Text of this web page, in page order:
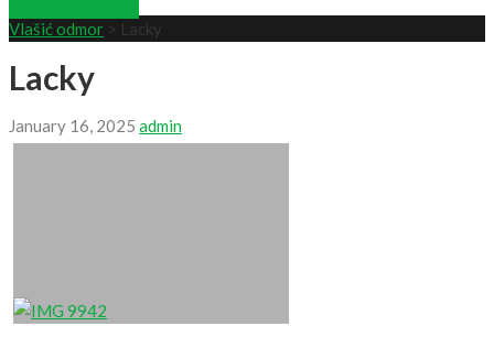
Vlašić odmor > Lacky
Lacky
January 16, 2025 admin